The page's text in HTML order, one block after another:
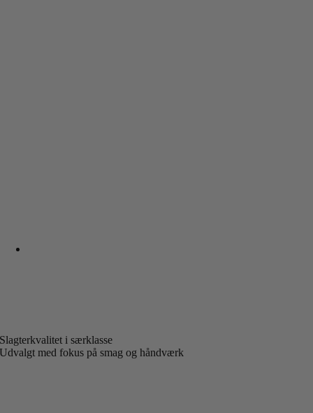
Slagterkvalitet i særklasse
Udvalgt med fokus på smag og håndværk